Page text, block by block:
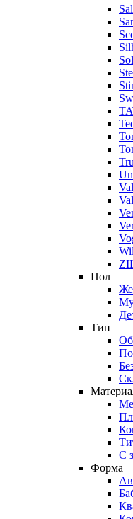
Пол
Тип
С
Форма